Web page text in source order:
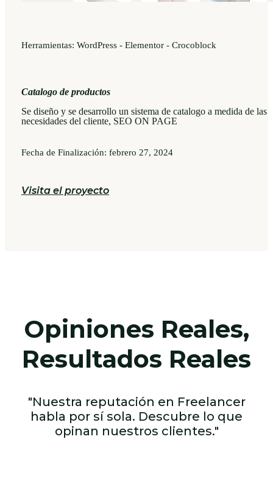
Herramientas: WordPress - Elementor - Crocoblock
Catalogo de productos
Se diseño y se desarrollo un sistema de catalogo a medida de las
necesidades del cliente, SEO ON PAGE
Fecha de Finalización: febrero 27, 2024
Visita el proyecto
Opiniones Reales,
Resultados Reales
"Nuestra reputación en Freelancer
habla por sí sola. Descubre lo que
opinan nuestros clientes."